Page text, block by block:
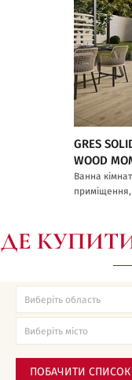
GRES
WOOD
Ванна
ДЕ
ПОБАЧИТИ СПИСОК